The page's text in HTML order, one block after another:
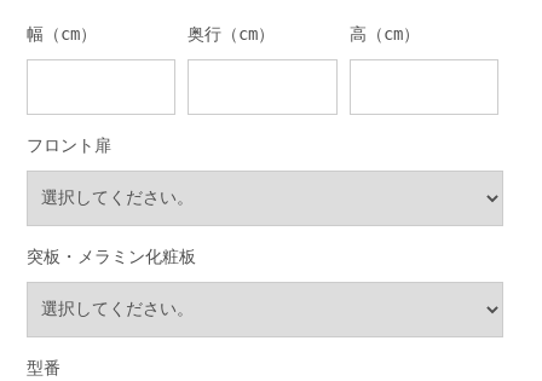
幅（cm） 奥行（cm） 高（cm）
フロント扉
突板・メラミン化粧板
型番